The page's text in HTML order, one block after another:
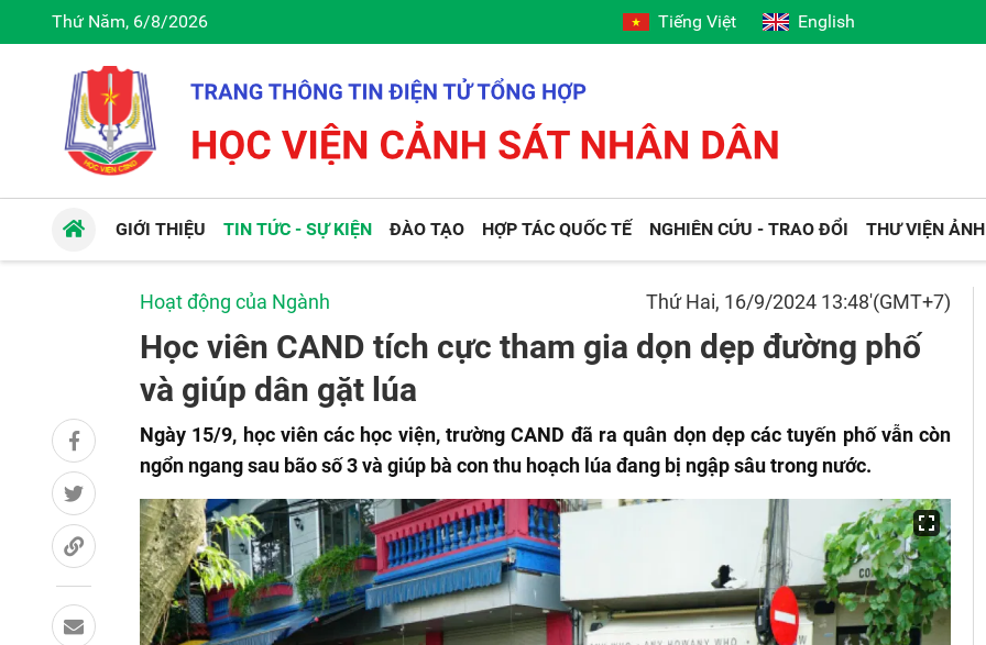
Thứ Năm, 6/8/2026 Tiếng Việt English
GIỚI THIỆU TIN TỨC - SỰ KIỆN ĐÀO TẠO HỢP TÁC QUỐC TẾ NGHIÊN CỨU - TRAO ĐỔI THƯ VIỆN ẢNH
Hoạt động của Ngành Thứ Hai, 16/9/2024 13:48'(GMT+7)
Học viên CAND tích cực tham gia dọn dẹp đường phố
và giúp dân gặt lúa
Ngày 15/9, học viên các học viện, trường CAND đã ra quân dọn dẹp các tuyến phố vẫn còn
ngổn ngang sau bão số 3 và giúp bà con thu hoạch lúa đang bị ngập sâu trong nước.